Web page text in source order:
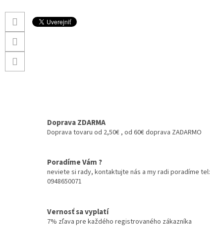
Doprava ZDARMA
Doprava tovaru od 2,50€ , od 60€ doprava ZADARMO
Poradíme Vám ?
neviete si rady, kontaktujte nás a my radi poradíme tel:
0948650071
Vernosť sa vyplatí
7% zľava pre každého registrovaného zákazníka